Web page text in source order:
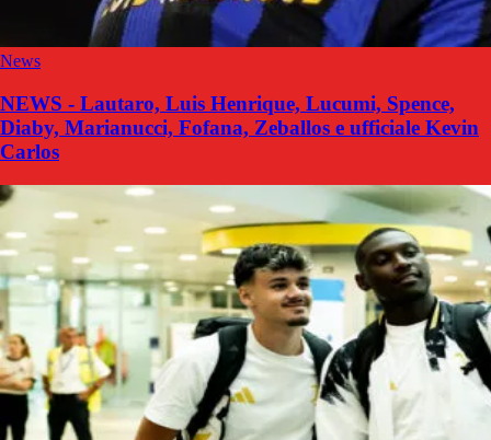
News
NEWS - Lautaro, Luis Henrique, Lucumi, Spence,
Diaby, Marianucci, Fofana, Zeballos e ufficiale Kevin
Carlos